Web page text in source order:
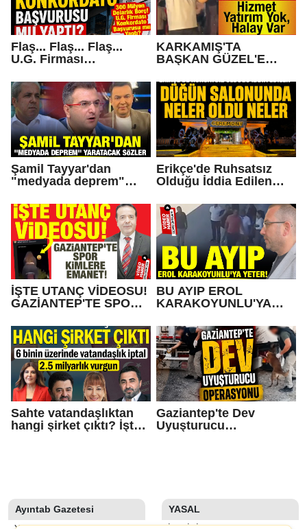
Flaş... Flaş... Flaş...
U.G. Firması
mu yaptı?
KARKAMIŞ'TA
BAŞKAN GÜZEL'E
Yok, Halay Var
Şamil Tayyar'dan
"medyada deprem"
Erikçe'de Ruhsatsız
Olduğu İddia Edilen
Oldu Neler!
İŞTE UTANÇ VİDEOSU!
GAZİANTEP'TE SPOR
BU AYIP EROL
KARAKOYUNLU'YA
Sahte vatandaşlıktan
hangi şirket çıktı? İşte
Gaziantep'te Dev
Uyuşturucu
Ayıntab Gazetesi YASAL